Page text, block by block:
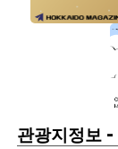
관광지정보-